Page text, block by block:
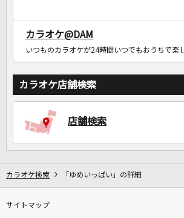
カラオケ@DAM
いつものカラオケが24時間いつでもおうちで楽
カラオケ店舗検索
店舗検索
カラオケ検索 「ゆめいっぱい」の詳細
サイトマップ